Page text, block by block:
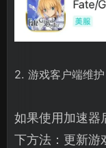
2. 游戏客户端维护
如果使用加速器
下方法：更新游